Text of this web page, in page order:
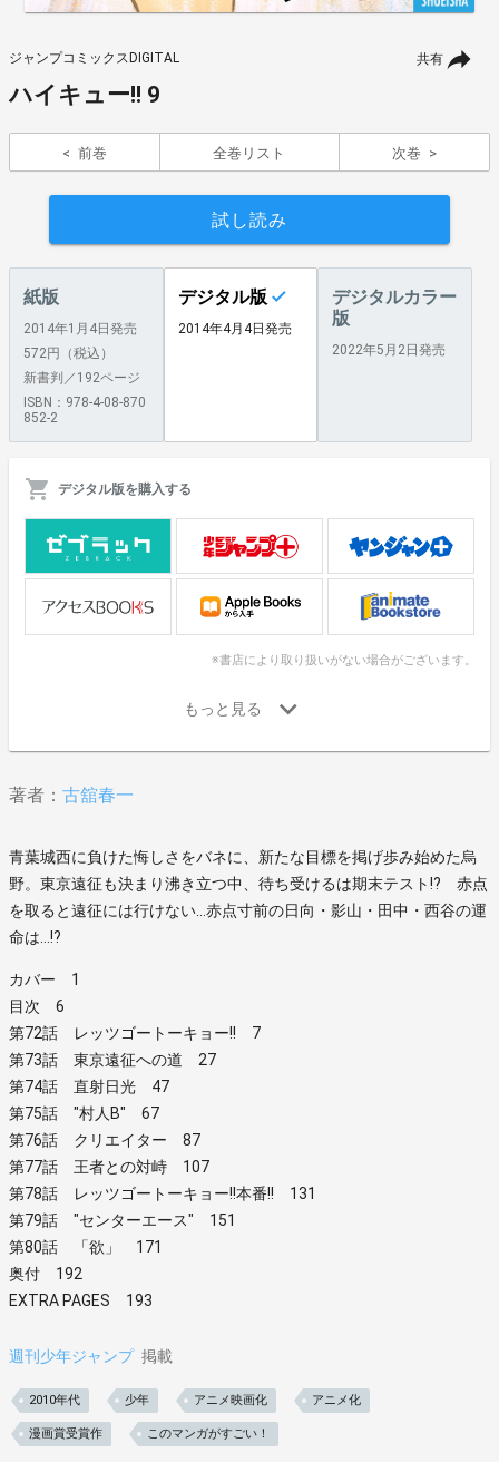
共有
ジャンプコミックスDIGITAL
ハイキュー!! 9
前巻 全巻リスト 次巻
試し読み
紙版
2014年1月4日発売
572円（税込）
新書判／192ページ
ISBN：978-4-08-870
852-2
デジタル版
2014年4月4日発売
デジタルカラー
版
2022年5月2日発売
デジタル版を購入する
※書店により取り扱いがない場合がございます。
著者： 古舘春一
青葉城西に負けた悔しさをバネに、新たな目標を掲げ歩み始めた烏
野。東京遠征も決まり沸き立つ中、待ち受けるは期末テスト!? 赤点
を取ると遠征には行けない…赤点寸前の日向・影山・田中・西谷の運
命は…!?
カバー 1
目次 6
第72話 レッツゴートーキョー!! 7
第73話 東京遠征への道 27
第74話 直射日光 47
第75話 "村人B" 67
第76話 クリエイター 87
第77話 王者との対峙 107
第78話 レッツゴートーキョー!!本番!! 131
第79話 "センターエース" 151
第80話 「欲」 171
奥付 192
EXTRA PAGES 193
週刊少年ジャンプ 掲載
2010年代 少年 アニメ映画化 アニメ化
漫画賞受賞作 このマンガがすごい！